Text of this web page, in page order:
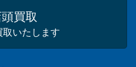
頭買取
取いたします